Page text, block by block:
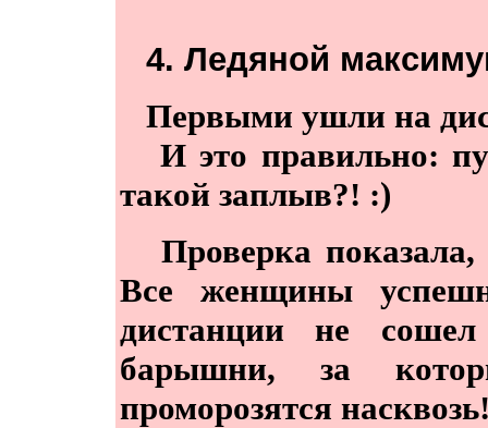
4. Ледяной
Первыми ушли на
И это правильно:
такой заплыв?! :)
Проверка показала,
Все женщины
дистанции не
барышни, за
проморозятся